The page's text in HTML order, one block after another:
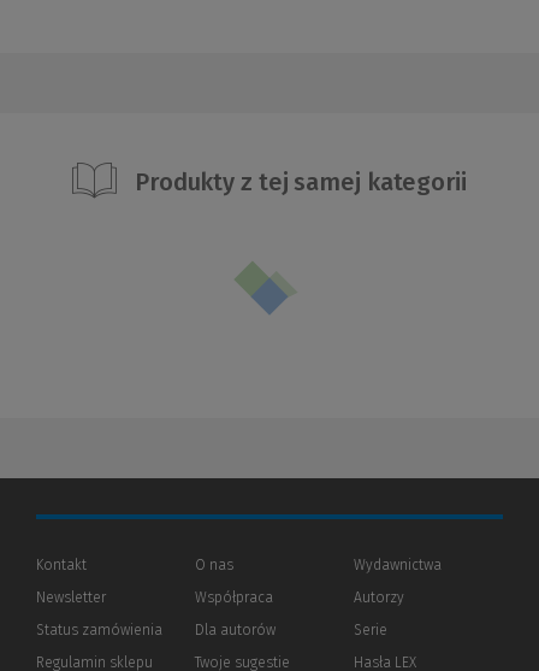
Produkty z tej samej kategorii
Kontakt
Newsletter
Status zamówienia
Regulamin sklepu
O nas
Współpraca
Dla autorów(Nowe
(Link
innej
Twoje sugestie
Wydawnictwa
Autorzy
Serie
Hasła LEX